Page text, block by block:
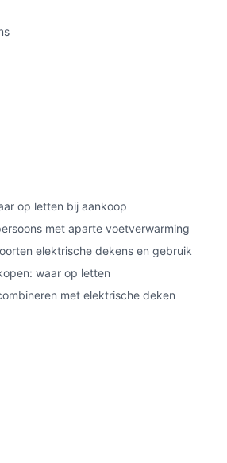
op letten bij aankoop
met aparte voetverwarming
elektrische dekens en gebruik
waar op letten
met elektrische deken